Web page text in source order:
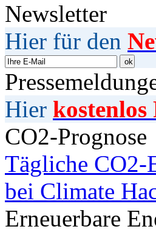
Newsletter
Hier für den
Hier kostenlos
CO2-Prognose
Tägliche CO2-
bei Climate
Erneuerbare